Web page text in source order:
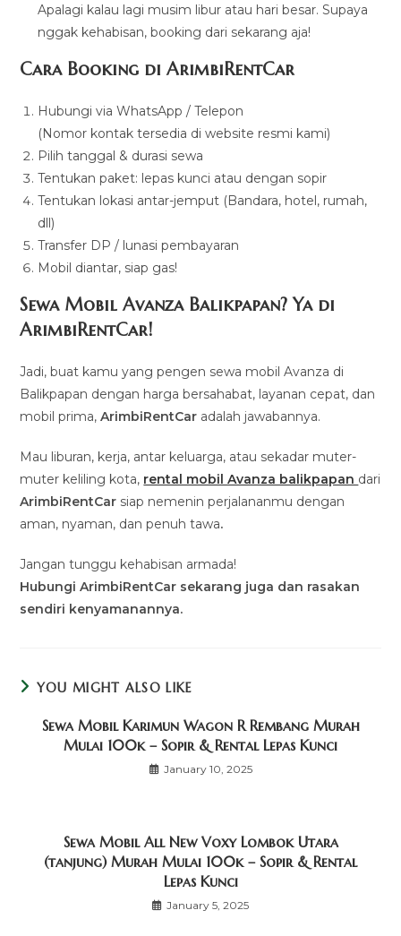
Apalagi kalau lagi musim libur atau hari besar. Supaya
nggak kehabisan, booking dari sekarang aja!
Cara Booking di ArimbiRentCar
Hubungi via WhatsApp / Telepon
(Nomor kontak tersedia di website resmi kami)
Pilih tanggal & durasi sewa
Tentukan paket: lepas kunci atau dengan sopir
Tentukan lokasi antar-jemput (Bandara, hotel, rumah,
dll)
Transfer DP / lunasi pembayaran
Mobil diantar, siap gas!
Sewa Mobil Avanza Balikpapan? Ya di
ArimbiRentCar!
Jadi, buat kamu yang pengen sewa mobil Avanza di
Balikpapan dengan harga bersahabat, layanan cepat, dan
mobil prima,ArimbiRentCar adalah jawabannya.
Mau liburan, kerja, antar keluarga, atau sekadar muter-
muter keliling kota, rental mobil Avanza balikpapan dari
ArimbiRentCar siap nemenin perjalananmu dengan
aman, nyaman, dan penuh tawa.
Jangan tunggu kehabisan armada!
Hubungi ArimbiRentCar sekarang juga dan rasakan
sendiri kenyamanannya.
YOU MIGHT ALSO LIKE
Sewa Mobil Karimun Wagon R Rembang Murah
Mulai 100k – Sopir & Rental Lepas Kunci
January 10, 2025
Sewa Mobil All New Voxy Lombok Utara
(tanjung) Murah Mulai 100k – Sopir & Rental
Lepas Kunci
January 5, 2025